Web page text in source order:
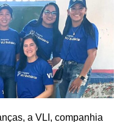
a VLI, companhia